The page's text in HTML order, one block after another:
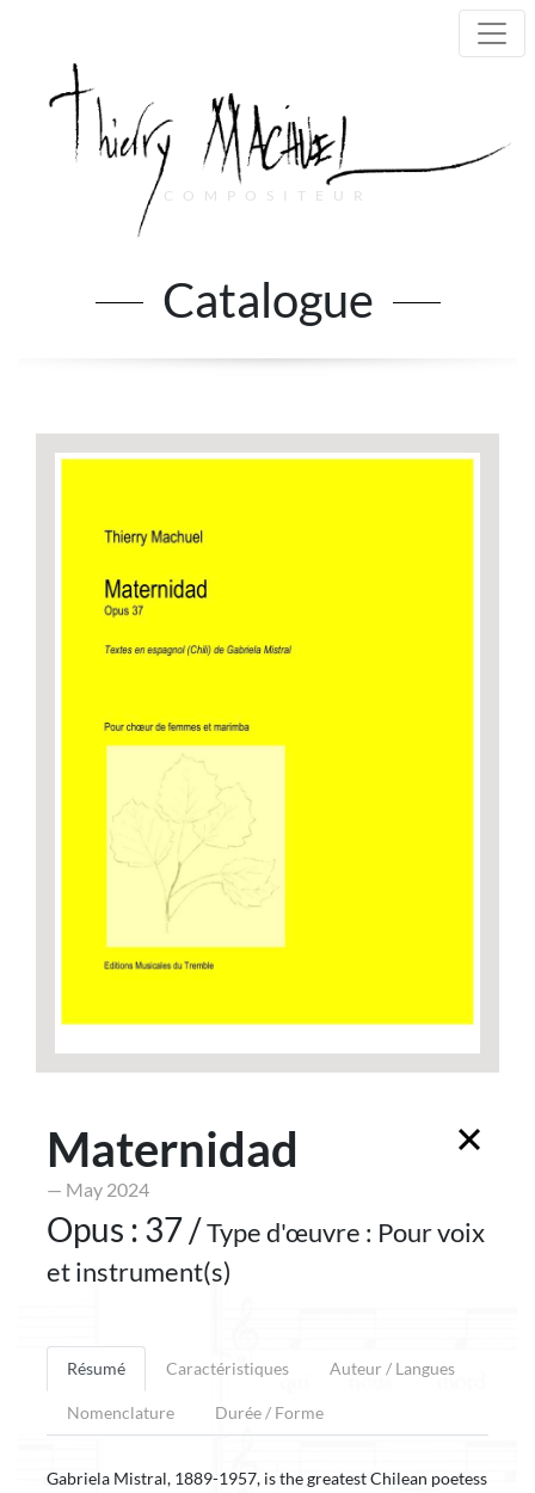
COMPOSITEUR
Main Navigation
Catalogue
Maternidad
— May 2024
Opus : 37 /Type d'œuvre : Pour voix
et instrument(s)
Résumé Caractéristiques Auteur / Langues
Nomenclature Durée / Forme
Gabriela Mistral, 1889-1957, is the greatest Chilean poetess